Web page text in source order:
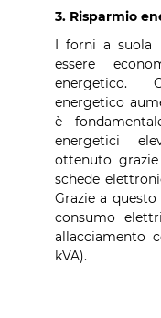
3. Risparmio
I forni a suola
essere
energetico.
energetico
è
energetici
ottenuto
schede
Grazie a
consumo
allacciamento
kVA).